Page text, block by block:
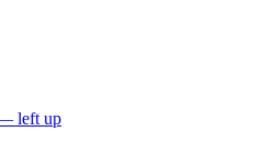
left up